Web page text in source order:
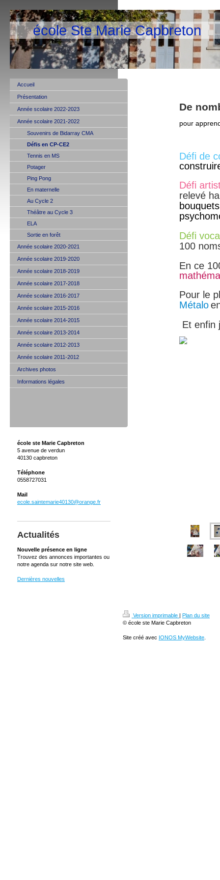
école Ste Marie Capbreton
De
pour
Défi de
Défi
relevé
Défi
100
En ce
Pour le
Métalo
Et
Accueil
Présentation
Année scolaire 2022-2023
Année scolaire 2021-2022
Souvenirs de Bidarray CMA
Défis en CP-CE2
Tennis en MS
Potager
Ping Pong
En maternelle
Au Cycle 2
Théâtre au Cycle 3
ELA
Sortie en forêt
Année scolaire 2020-2021
Année scolaire 2019-2020
Année scolaire 2018-2019
Année scolaire 2017-2018
Année scolaire 2016-2017
Année scolaire 2015-2016
Année scolaire 2014-2015
Année scolaire 2013-2014
Année scolaire 2012-2013
Année scolaire 2011-2012
Archives photos
Informations légales
école ste Marie Capbreton
5 avenue de verdun
40130 capbreton
Téléphone
0558727031
Mail
ecole.saintemarie40130@orange.fr
Actualités
Nouvelle présence en ligne
Trouvez des annonces importantes ou
notre agenda sur notre site web.
Dernières nouvelles
Version imprimable | Plan du site
© école ste Marie Capbreton
Site créé avec IONOS MyWebsite